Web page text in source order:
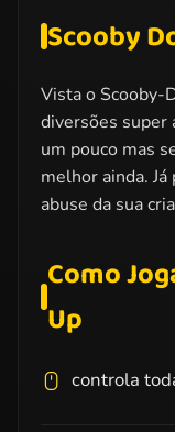
Scooby
Vista o Scooby-
diversões super
um pouco mas
melhor ainda.
abuse da sua
Como
Up
controla